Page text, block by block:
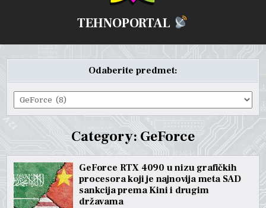
TEHNOPORTAL
Odaberite predmet:
Odaberite
predmet:
Category:GeForce
GeForce RTX 4090 u nizu grafičkih
procesora koji je najnovija meta SAD
sankcija prema Kini i drugim
državama